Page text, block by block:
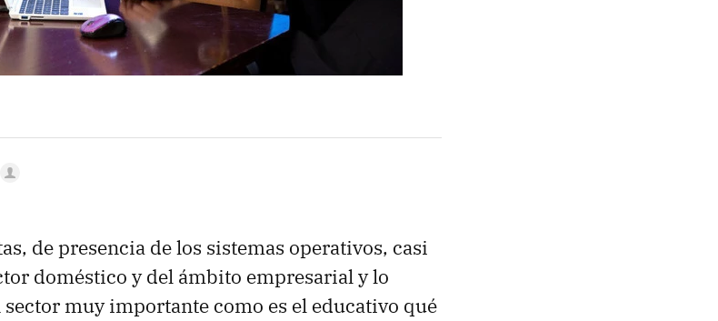
de presencia de los sistemas operativos, casi
doméstico y del ámbito empresarial y lo
muy importante como es el educativo qué